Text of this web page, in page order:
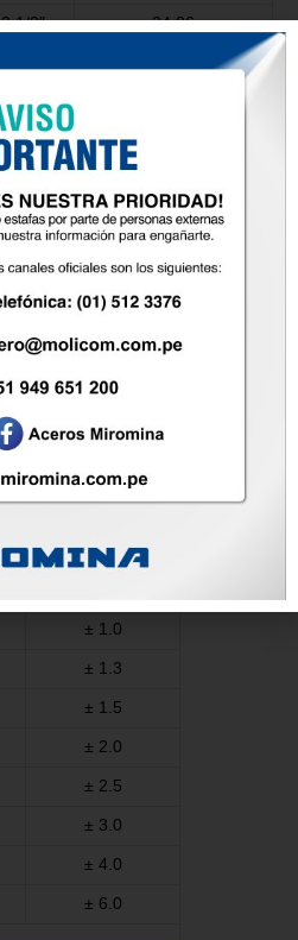
2 1/2″ 24.86
3 1/2″
4″
6″ 143.19
254.59
el 75% la desviación
Tolerancia (mm)
± 0.40
± 0.60
± 1.0
± 1.3
± 1.5
± 2.0
± 2.5
± 3.0
± 4.0
± 6.0